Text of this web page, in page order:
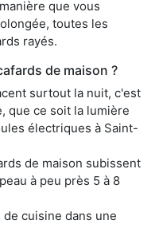
que vous
toutes les
rayés.
de maison ?
surtout la nuit, c'est
que ce soit la lumière
électriques à Saint-
de maison subissent
à peu près 5 à 8
cuisine dans une